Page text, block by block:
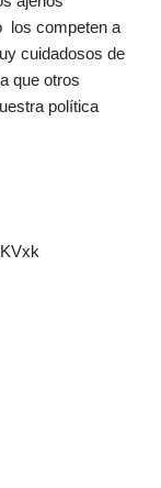
los competen a
cuidadosos de
que otros
política